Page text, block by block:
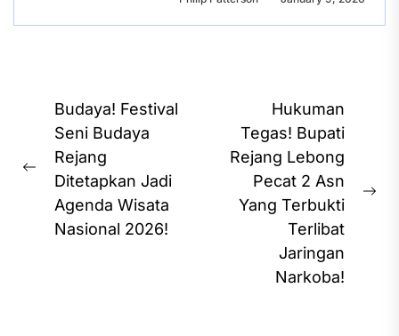
Post
navigation
Previous
post:
Budaya! Festival
Seni Budaya
Rejang
Ditetapkan Jadi
Agenda Wisata
Nasional 2026!
Hukuman
Tegas! Bupati
Rejang Lebong
Pecat 2 Asn
Yang Terbukti
Terlibat
Jaringan
Narkoba!